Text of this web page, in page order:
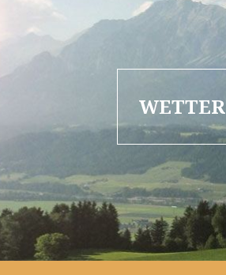
WETTER